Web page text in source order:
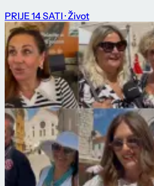
PRIJE 14 SATI · Život